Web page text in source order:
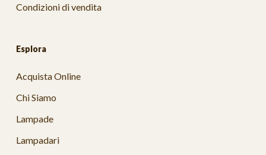
Condizioni di vendita
Esplora
Acquista Online
Chi Siamo
Lampade
Lampadari